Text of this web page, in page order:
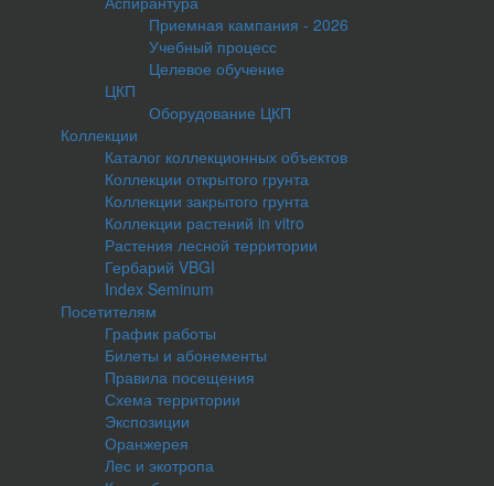
Приемная кампания - 2026
Учебный процесс
Целевое обучение
ЦКП
Оборудование ЦКП
Коллекции
Каталог коллекционных объектов
Коллекции открытого грунта
Коллекции закрытого грунта
Коллекции растений in vitro
Растения лесной территории
Гербарий VBGI
Index Seminum
Посетителям
График работы
Билеты и абонементы
Правила посещения
Схема территории
Экспозиции
Оранжерея
Лес и экотропа